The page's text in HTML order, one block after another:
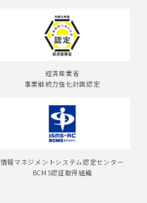
経済産業省
事業継続力強化計画認定
情報マネジメントシステム認定センター
BCMS認証取得組織